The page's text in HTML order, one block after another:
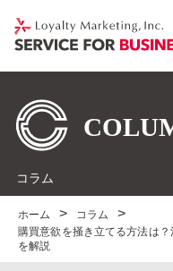
コラム
ホーム
コラム
購買意欲を掻き立てる方法は
を解説